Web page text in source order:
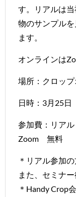
す。リアルは
物のサンプル
ます。
オンラインは
場所：クロッ
日時：3月25日
参加費：リア
Zoom 無料
＊リアル参加
また、セミナ
＊Handy Crop